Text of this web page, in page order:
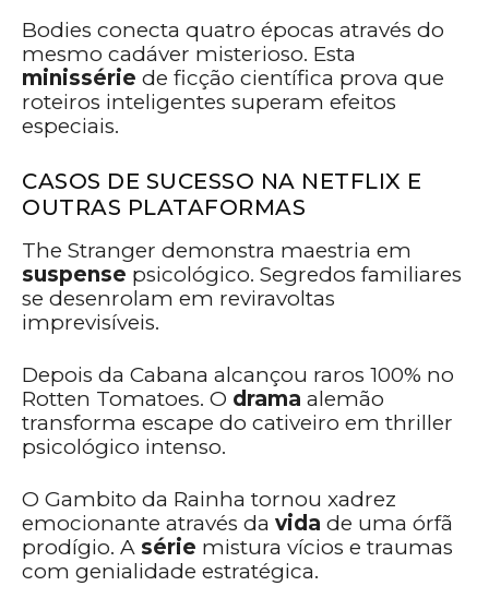
Bodies conecta quatro épocas através do
mesmo cadáver misterioso. Esta
minissérie de ficção científica prova que
roteiros inteligentes superam efeitos
especiais.
CASOS DE SUCESSO NA NETFLIX E
OUTRAS PLATAFORMAS
The Stranger demonstra maestria em
suspense psicológico. Segredos familiares
se desenrolam em reviravoltas
imprevisíveis.
Depois da Cabana alcançou raros 100% no
Rotten Tomatoes. O drama alemão
transforma escape do cativeiro em thriller
psicológico intenso.
O Gambito da Rainha tornou xadrez
emocionante através da vida de uma órfã
prodígio. A série mistura vícios e traumas
com genialidade estratégica.